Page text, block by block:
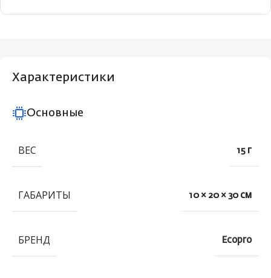
Характеристики
Основные
ВЕС 15 г
ГАБАРИТЫ 10 × 20 × 30 см
БРЕНД Ecopro